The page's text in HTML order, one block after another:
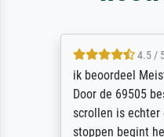
4.5 / 5
ik beoordeel
Door de 69505
scrollen is echter
stoppen begint